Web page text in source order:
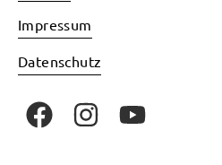
Impressum
Datenschutz